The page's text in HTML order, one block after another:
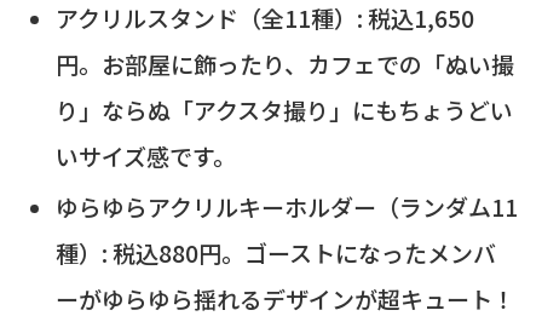
アクリルスタンド（全11種）: 税込1,650
円。お部屋に飾ったり、カフェでの「ぬい撮
り」ならぬ「アクスタ撮り」にもちょうどい
いサイズ感です。
ゆらゆらアクリルキーホルダー（ランダム11
種）: 税込880円。ゴーストになったメンバ
ーがゆらゆら揺れるデザインが超キュート！